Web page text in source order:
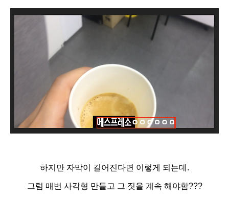
하지만 자막이 길어진다면 이렇게 되는데.
그럼 매번 사각형 만들고 그 짓을 계속 해야함???